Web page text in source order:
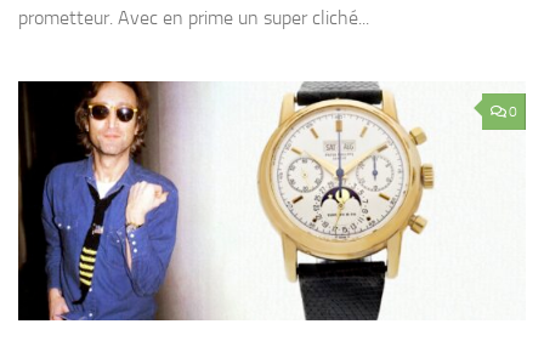
prometteur. Avec en prime un super cliché...
0